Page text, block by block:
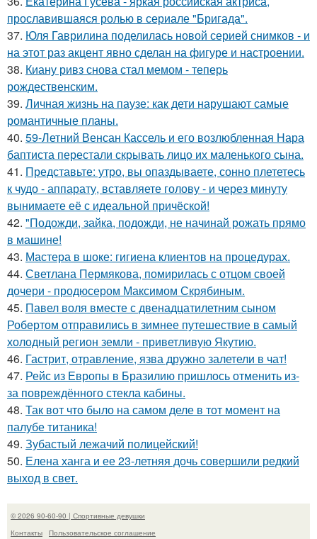
прославившаяся ролью в сериале "Бригада".
37. Юля Гаврилина поделилась новой серией снимков - и
на этот раз акцент явно сделан на фигуре и настроении.
38. Киану ривз снова стал мемом - теперь
рождественским.
39. Личная жизнь на паузе: как дети нарушают самые
романтичные планы.
40. 59-Летний Венсан Кассель и его возлюбленная Нара
баптиста перестали скрывать лицо их маленького сына.
41. Представьте: утро, вы опаздываете, сонно плететесь
к чудо - аппарату, вставляете голову - и через минуту
вынимаете её с идеальной причёской!
42. "Подожди, зайка, подожди, не начинай рожать прямо
в машине!
43. Мастера в шоке: гигиена клиентов на процедурах.
44. Светлана Пермякова, помирилась с отцом своей
дочери - продюсером Максимом Скрябиным.
45. Павел воля вместе с двенадцатилетним сыном
Робертом отправились в зимнее путешествие в самый
холодный регион земли - приветливую Якутию.
46. Гастрит, отравление, язва дружно залетели в чат!
47. Рейс из Европы в Бразилию пришлось отменить из-
за повреждённого стекла кабины.
48. Так вот что было на самом деле в тот момент на
палубе титаника!
49. Зубастый лежачий полицейский!
50. Елена ханга и ее 23-летняя дочь совершили редкий
выход в свет.
© 2026 90-60-90 | Спортивные девушки
Контакты
Пользовательское соглашение